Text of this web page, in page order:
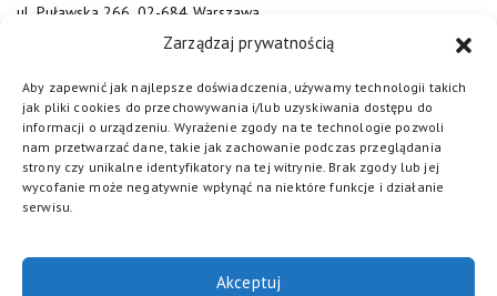
Zarządzaj prywatnością
Aby zapewnić jak najlepsze doświadczenia, używamy technologii takich
jak pliki cookies do przechowywania i/lub uzyskiwania dostępu do
informacji o urządzeniu. Wyrażenie zgody na te technologie pozwoli
nam przetwarzać dane, takie jak zachowanie podczas przeglądania
strony czy unikalne identyfikatory na tej witrynie. Brak zgody lub jej
wycofanie może negatywnie wpłynąć na niektóre funkcje i działanie
serwisu.
Akceptuj
ul. Puławska 266, 02-684 Warszawa
sluzewiec@totalizator.pl
KONTAKT DLA MEDIÓW
media@torsluzewiec.pl
DOŁĄCZ DO NAS